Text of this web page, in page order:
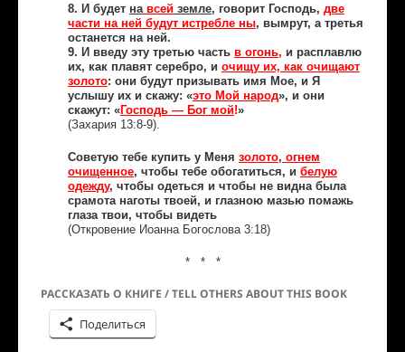
8. И будет навсейземле, говорит Господь, две
части на ней будут истребле ны, вымрут, а третья
останется на ней.
9. И введу эту третью часть в огонь, и расплавлю
их, как плавят серебро, и очищу их, как очищают
золото: они будут призывать имя Мое, и Я
услышу их и скажу: «это Мой народ», и они
скажут: «Господь — Бог мой!»
(Захария 13:8-9).
Советую тебе купить у Меня золото, огнем
очищенное, чтобы тебе обогатиться, и белую
одежду, чтобы одеться и чтобы не видна была
срамота наготы твоей, и глазною мазью помажь
глаза твои, чтобы видеть
(Откровение Иоанна Богослова 3:18)
* * *
РАССКАЗАТЬ О КНИГЕ / TELL OTHERS ABOUT THIS BOOK
Поделиться